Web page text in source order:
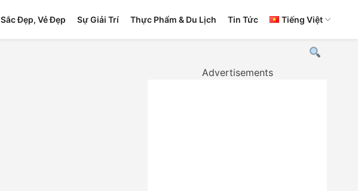
Sắc Đẹp, Vẻ Đẹp Sự Giải Trí Thực Phẩm & Du Lịch Tin Tức Tiếng Việt
Advertisements